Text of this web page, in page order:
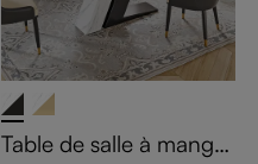
Table de salle à manger